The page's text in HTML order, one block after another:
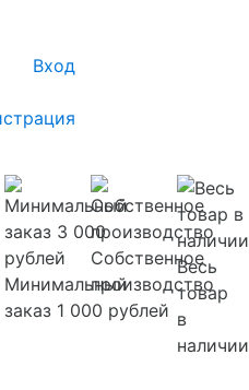
Вход
Минимальный
заказ 1 000 рублей
Собственное
производство
Весь
товар
в
наличии